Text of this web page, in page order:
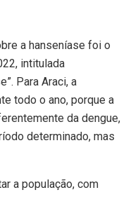
a hanseníase foi o
intitulada
Para Araci, a
todo o ano, porque a
da dengue,
determinado, mas
a população, com